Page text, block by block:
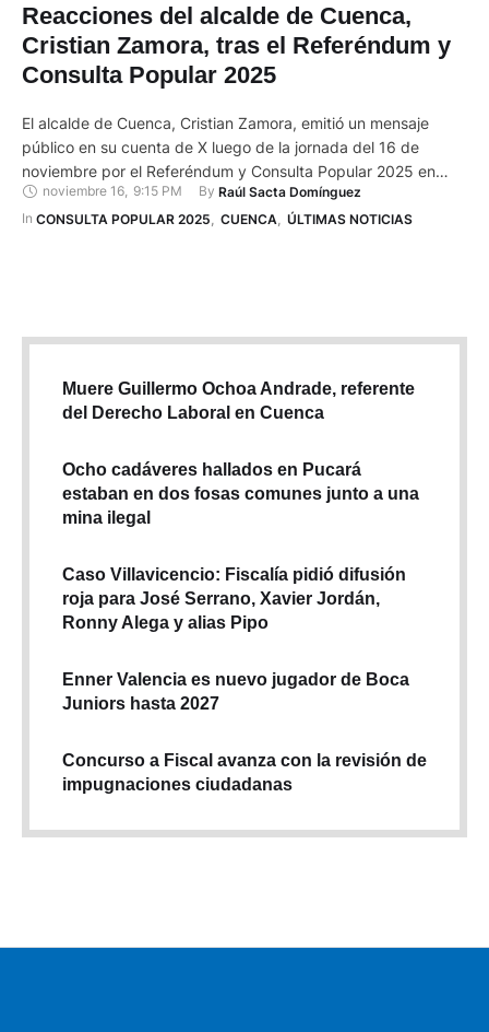
Reacciones del alcalde de Cuenca,
Cristian Zamora, tras el Referéndum y
Consulta Popular 2025
El alcalde de Cuenca, Cristian Zamora, emitió un mensaje
público en su cuenta de X luego de la jornada del 16 de
noviembre por el Referéndum y Consulta Popular 2025 en
Ecuador. El alcalde señala que la ciudadanía ya expresó su
postura en las urnas y enfatiza que el Gobierno nacional debe
noviembre 16, 9:15 PM By Raúl Sacta Domínguez
In CONSULTA POPULAR 2025 CUENCA ÚLTIMAS NOTICIAS
Muere Guillermo Ochoa Andrade, referente
del Derecho Laboral en Cuenca
Ocho cadáveres hallados en Pucará
estaban en dos fosas comunes junto a una
mina ilegal
Caso Villavicencio: Fiscalía pidió difusión
roja para José Serrano, Xavier Jordán,
Ronny Alega y alias Pipo
Enner Valencia es nuevo jugador de Boca
Juniors hasta 2027
Concurso a Fiscal avanza con la revisión de
impugnaciones ciudadanas